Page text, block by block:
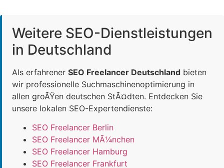
Weitere SEO-Dienstleistungen
in Deutschland
Als erfahrener SEO Freelancer Deutschland bieten
wir professionelle Suchmaschinenoptimierung in
allen groÃŸen deutschen StÃ¤dten. Entdecken Sie
unsere lokalen SEO-Expertendienste:
SEO Freelancer Berlin
SEO Freelancer MÃ¼nchen
SEO Freelancer Hamburg
SEO Freelancer Frankfurt